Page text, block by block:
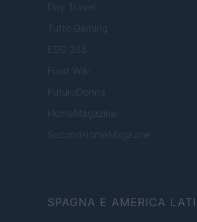
Day Travel
Tutto Gaming
ESG 365
Food Wiki
FuturoDonna
HomeMagazine
SecondHomeMagazine
SPAGNA E AMERICA